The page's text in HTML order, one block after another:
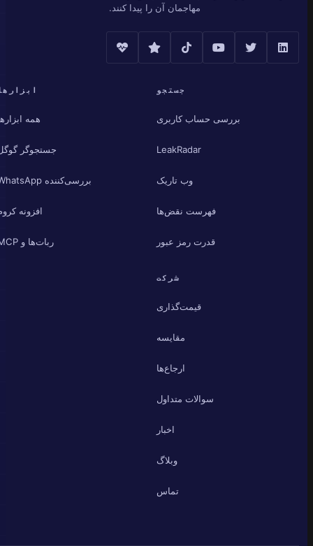
مهاجمان آن را پیدا کنند.
جستجو
بررسی حساب کاربری
LeakRadar
وب تاریک
فهرست نقض‌ها
قدرت رمز عبور
ابزارها
همه ابزارها
جستجوگر گوگل
بررسی‌کننده WhatsApp
افزونه کروم
ربات‌ها و MCP
شرکت
قیمت‌گذاری
مقایسه
ارجاع‌ها
سوالات متداول
اخبار
وبلاگ
تماس